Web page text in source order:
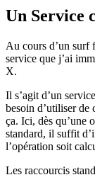
Un Service
Au cours d’un surf
service que j’ai
X.
Il s’agit d’un
besoin d’utiliser
ça. Ici, dès qu’une
standard, il suffit
l’opération soit
Les raccourcis